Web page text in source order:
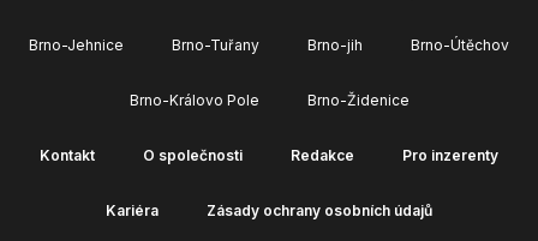
Brno-Jehnice Brno-Tuřany Brno-jih Brno-Útěchov
Brno-Královo Pole Brno-Židenice
Kontakt O společnosti Redakce Pro inzerenty
Kariéra Zásady ochrany osobních údajů